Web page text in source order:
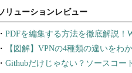
PDFを編集する方法を徹底解説！
【図解】VPNの4種類の違いをわ
Githubだけじゃない？ソースコー